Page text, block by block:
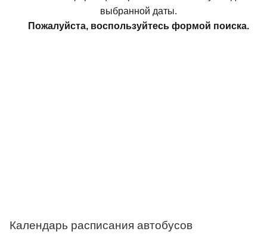
выбранной даты.
Пожалуйста, воспользуйтесь формой поиска.
Календарь расписания автобусов